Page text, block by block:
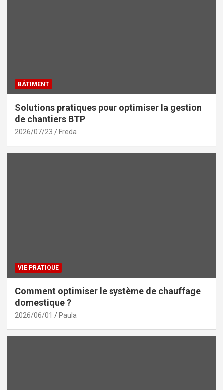
BÂTIMENT
Solutions pratiques pour optimiser la gestion
de chantiers BTP
2026/07/23 Freda
VIE PRATIQUE
Comment optimiser le système de chauffage
domestique ?
2026/06/01 Paula